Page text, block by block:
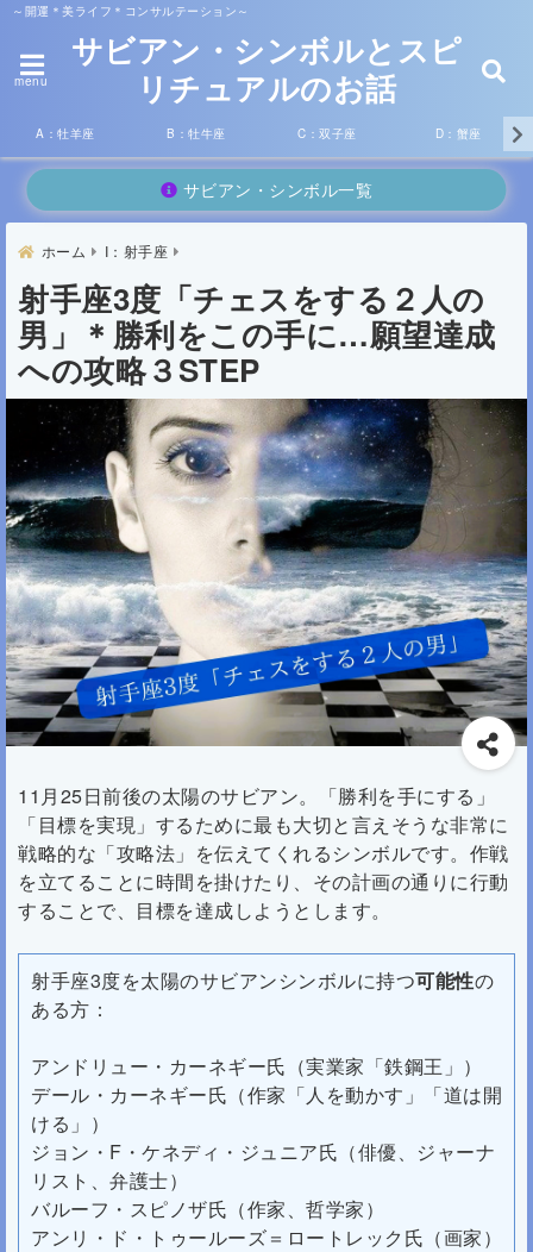
～開運＊美ライフ＊コンサルテーション～
menu
サビアン・シンボルとスピ
リチュアルのお話
A：牡羊座 B：牡牛座 C：双子座 D：蟹座
サビアン・シンボル一覧
ホーム I：射手座
射手座3度「チェスをする２人の
男」＊勝利をこの手に…願望達成
への攻略３STEP
11月25日前後の太陽のサビアン。「勝利を手にする」
「目標を実現」するために最も大切と言えそうな非常に
戦略的な「攻略法」を伝えてくれるシンボルです。作戦
を立てることに時間を掛けたり、その計画の通りに行動
することで、目標を達成しようとします。
射手座3度を太陽のサビアンシンボルに持つ可能性の
ある方：
アンドリュー・カーネギー氏（実業家「鉄鋼王」）
デール・カーネギー氏（作家「人を動かす」「道は開
ける」）
ジョン・F・ケネディ・ジュニア氏（俳優、ジャーナ
リスト、弁護士）
バルーフ・スピノザ氏（作家、哲学家）
アンリ・ド・トゥールーズ＝ロートレック氏（画家）